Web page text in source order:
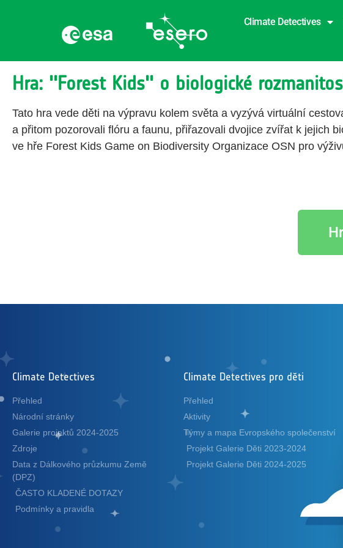
Climate Detectives
Hra: ''Forest Kids'' o biologické
Tato hra vede děti na výpravu kolem světa a vyzývá virtuální
a přitom pozorovali flóru a faunu, přiřazovali dvojice zvířat k jejich
ve hře Forest Kids Game on Biodiversity Organizace OSN pro
Climate Detectives
Přehled
Národní stránky
Galerie projektů 2024-2025
Zdroje
Data z Dálkového průzkumu Země
(DPZ)
ČASTO KLADENÉ DOTAZY
Podmínky a pravidla
Climate Detectives pro děti
Přehled
Aktivity
Týmy a mapa Evropského společenství
Projekt Galerie Děti 2023-2024
Projekt Galerie Děti 2024-2025